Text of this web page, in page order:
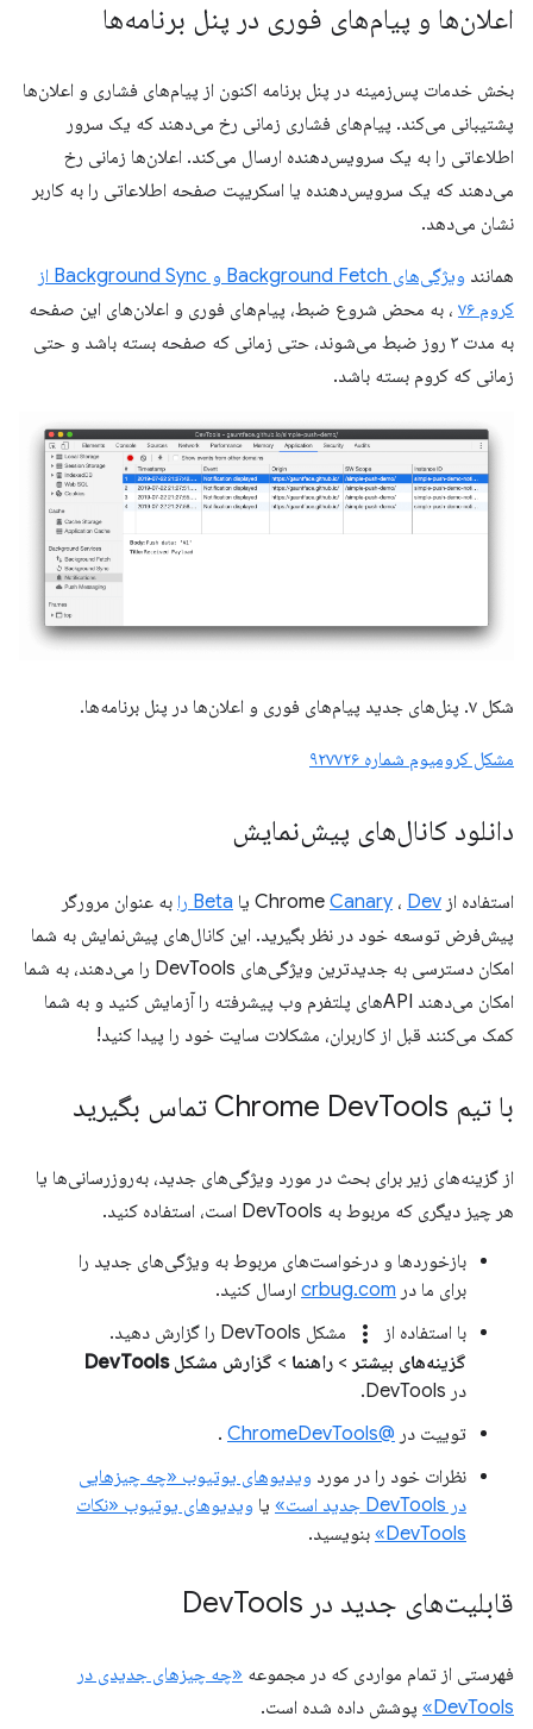
اعلان‌ها و پیام‌های فوری در پنل برنامه‌ها
بخش خدمات پس‌زمینه در پنل برنامه اکنون از پیام‌های فشاری و اعلان‌ها
پشتیبانی می‌کند. پیام‌های فشاری زمانی رخ می‌دهند که یک سرور
اطلاعاتی را به یک سرویس‌دهنده ارسال می‌کند. اعلان‌ها زمانی رخ
می‌دهند که یک سرویس‌دهنده یا اسکریپت صفحه اطلاعاتی را به کاربر
نشان می‌دهد.
همانند
ویژگی‌های Background Fetch و Background Sync از
کروم ۷۶
، به محض شروع ضبط، پیام‌های فوری و اعلان‌های این صفحه
به مدت ۳ روز ضبط می‌شوند، حتی زمانی که صفحه بسته باشد و حتی
زمانی که کروم بسته باشد.
شکل ۷. پنل‌های جدید پیام‌های فوری و اعلان‌ها در پنل برنامه‌ها.
مشکل کرومیوم شماره ۹۲۷۷۲۶
دانلود کانال‌های پیش‌نمایش
استفاده از Chrome Canary ، Dev یا Beta را
به عنوان مرورگر
پیش‌فرض توسعه خود در نظر بگیرید. این کانال‌های پیش‌نمایش به شما
امکان دسترسی به جدیدترین ویژگی‌های DevTools را می‌دهند، به شما
امکان می‌دهند APIهای پلتفرم وب پیشرفته را آزمایش کنید و به شما
کمک می‌کنند قبل از کاربران، مشکلات سایت خود را پیدا کنید!
با تیم Chrome Dev Tools تماس بگیرید
از گزینه‌های زیر برای بحث در مورد ویژگی‌های جدید، به‌روزرسانی‌ها یا
هر چیز دیگری که مربوط به DevTools است، استفاده کنید.
بازخوردها و درخواست‌های مربوط به ویژگی‌های جدید را
برای ما در crbug.com ارسال کنید.
با استفاده از
more_vert
مشکل DevTools را گزارش دهید.
گزینه‌های بیشتر > راهنما > گزارش مشکل DevTools
در DevTools.
توییت در @ChromeDevTools
.
نظرات خود را در مورد ویدیوهای یوتیوب «چه چیزهایی
در DevTools جدید است»
یا ویدیوهای یوتیوب «نکات
DevTools»
بنویسید.
قابلیت‌های جدید در Dev Tools
فهرستی از تمام مواردی که در مجموعه «چه چیزهای جدیدی در
DevTools»
پوشش داده شده است.